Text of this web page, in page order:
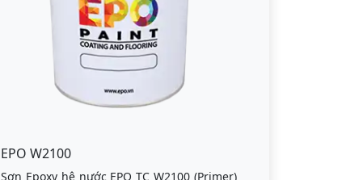
EPO W2100
Sơn Epoxy hệ nước EPO TC W2100 (Primer)